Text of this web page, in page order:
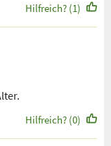
Hilfreich? (1)
Hilfreich? (0)